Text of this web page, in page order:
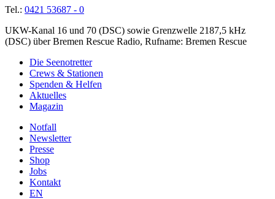
Tel.: 0421 53687 - 0
UKW-Kanal 16 und 70 (DSC) sowie Grenzwelle 2187,5 kHz
(DSC) über Bremen Rescue Radio, Rufname: Bremen Rescue
Die Seenotretter
Crews & Stationen
Spenden & Helfen
Aktuelles
Magazin
Notfall
Newsletter
Presse
Shop
Jobs
Kontakt
EN